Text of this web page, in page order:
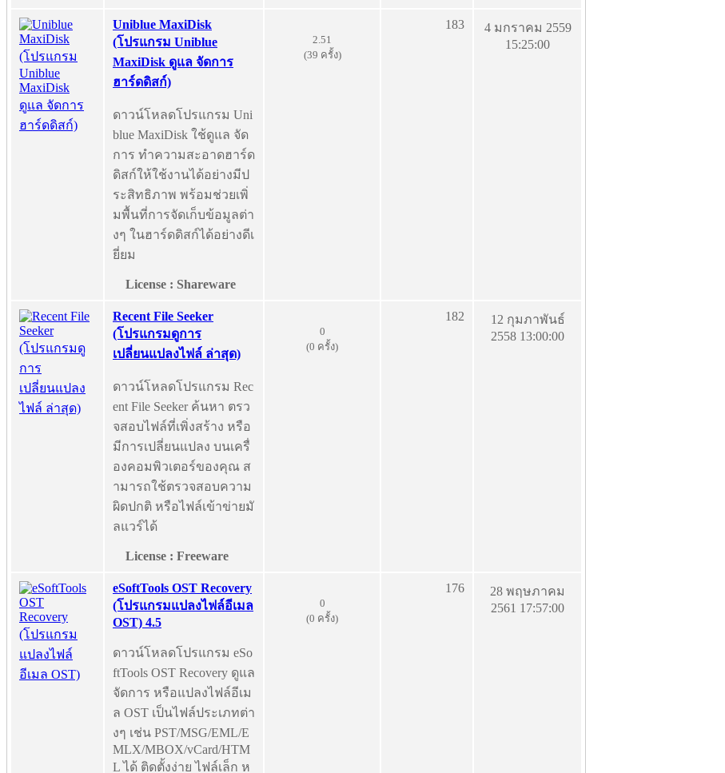
Uniblue MaxiDisk
(โปรแกรม Uniblue
MaxiDisk ดูแล จัดการ
ฮาร์ดดิสก์)
ดาวน์โหลดโปรแกรม Uni
blue MaxiDisk ใช้ดูแล จัด
การ ทำความสะอาดฮาร์ด
ดิสก์ให้ใช้งานได้อย่างมีป
ระสิทธิภาพ พร้อมช่วยเพิ่
มพื้นที่การจัดเก็บข้อมูลต่า
งๆ ในฮาร์ดดิสก์ได้อย่างดีเ
ยี่ยม
License : Shareware
2.51
(39 ครั้ง)
183
4 มกราคม 2559
15:25:00
Recent File Seeker
(โปรแกรมดูการ
เปลี่ยนแปลงไฟล์ ล่าสุด)
ดาวน์โหลดโปรแกรม Rec
ent File Seeker ค้นหา ตรว
จสอบไฟล์ที่เพิ่งสร้าง หรือ
มีการเปลี่ยนแปลง บนเครื่
องคอมพิวเตอร์ของคุณ ส
ามารถใช้ตรวจสอบความ
ผิดปกติ หรือไฟล์เข้าข่ายมั
ลแวร์ได้
License : Freeware
0
(0 ครั้ง)
182
12 กุมภาพันธ์
2558 13:00:00
eSoftTools OST Recovery
(โปรแกรมแปลงไฟล์อีเมล
OST) 4.5
ดาวน์โหลดโปรแกรม eSo
ftTools OST Recovery ดูแล
จัดการ หรือแปลงไฟล์อีเม
ล OST เป็นไฟล์ประเภทต่า
งๆ เช่น PST/MSG/EML/E
MLX/MBOX/vCard/HTM
L ได้ ติดตั้งง่าย ไฟล์เล็ก ห
0
(0 ครั้ง)
176
28 พฤษภาคม
2561 17:57:00